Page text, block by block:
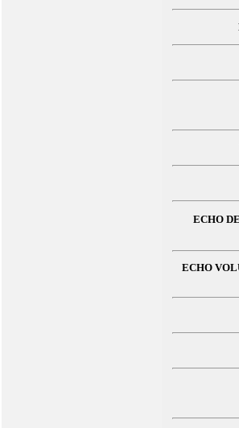
ECHO
ECHO